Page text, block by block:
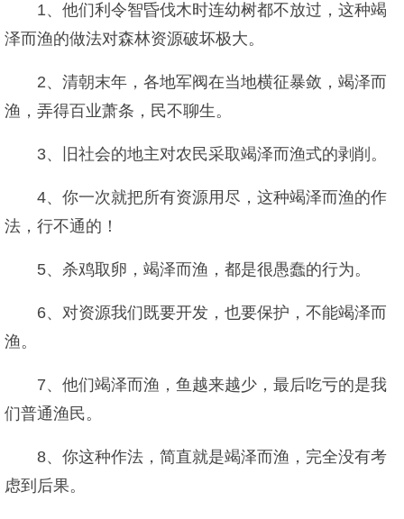
1、他们利令智昏伐木时连幼树都不放过，这种竭
泽而渔的做法对森林资源破坏极大。
2、清朝末年，各地军阀在当地横征暴敛，竭泽而
渔，弄得百业萧条，民不聊生。
3、旧社会的地主对农民采取竭泽而渔式的剥削。
4、你一次就把所有资源用尽，这种竭泽而渔的作
法，行不通的！
5、杀鸡取卵，竭泽而渔，都是很愚蠢的行为。
6、对资源我们既要开发，也要保护，不能竭泽而
渔。
7、他们竭泽而渔，鱼越来越少，最后吃亏的是我
们普通渔民。
8、你这种作法，简直就是竭泽而渔，完全没有考
虑到后果。